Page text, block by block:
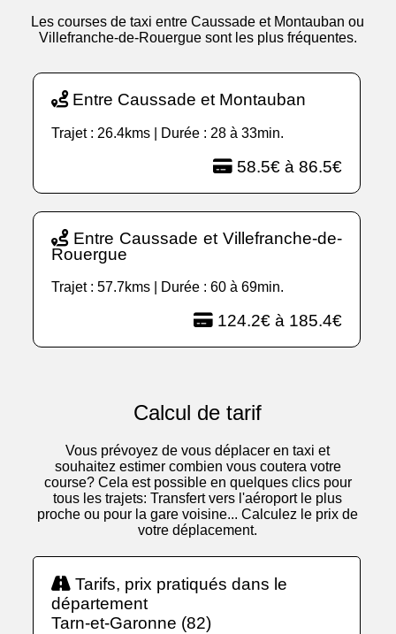
Les courses de taxi entre Caussade et Montauban ou
Villefranche-de-Rouergue sont les plus fréquentes.
Entre Caussade et Montauban
Trajet : 26.4kms | Durée : 28 à 33min.
58.5€ à 86.5€
Entre Caussade et Villefranche-de-
Rouergue
Trajet : 57.7kms | Durée : 60 à 69min.
124.2€ à 185.4€
Calcul de tarif
Vous prévoyez de vous déplacer en taxi et
souhaitez estimer combien vous coutera votre
course? Cela est possible en quelques clics pour
tous les trajets: Transfert vers l'aéroport le plus
proche ou pour la gare voisine... Calculez le prix de
votre déplacement.
Tarifs, prix pratiqués dans le
département
Tarn-et-Garonne (82)